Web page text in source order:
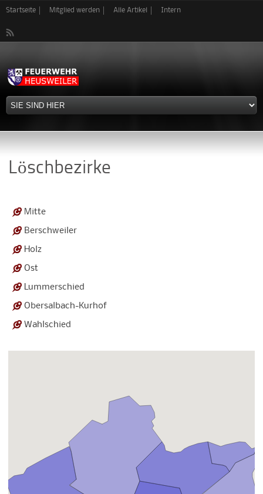
Direkt
Startseite Mitglied werden Alle Artikel Intern
Löschbezirke
Mitte
Berschweiler
Holz
Ost
Lummerschied
Obersalbach-Kurhof
Wahlschied